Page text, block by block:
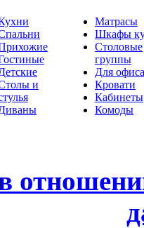
и
Матрасы
Шкафы
Столовые
группы
Для офиса
Кровати
Кабинеты
Комоды